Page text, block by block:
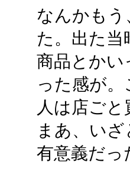
なんかも
た。出た
商品とかい
った感が
人は店ご
まあ、い
有意義だっ